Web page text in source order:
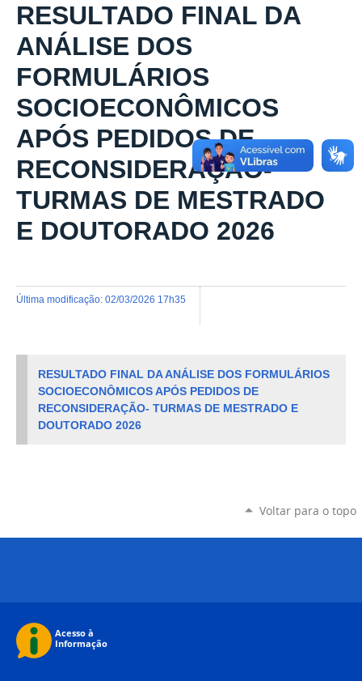
RESULTADO FINAL DA
ANÁLISE DOS
FORMULÁRIOS
SOCIOECONÔMICOS
APÓS PEDIDOS DE
RECONSIDERAÇÃO-
TURMAS DE MESTRADO
E DOUTORADO 2026
última modificação: 02/03/2026 17h35
RESULTADO FINAL DA ANÁLISE DOS FORMULÁRIOS
SOCIOECONÔMICOS APÓS PEDIDOS DE
RECONSIDERAÇÃO- TURMAS DE MESTRADO E
DOUTORADO 2026
Voltar para o topo